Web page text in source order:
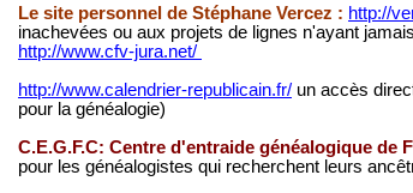
Le site personnel de Stéphane Vercez : http://
inachevées ou aux projets de lignes n'ayant
http://www.cfv-jura.net/
http://www.calendrier-republicain.fr/ un accès
pour la généalogie)
C.E.G.F.C: Centre d'entraide généalogique de
pour les généalogistes qui recherchent leurs